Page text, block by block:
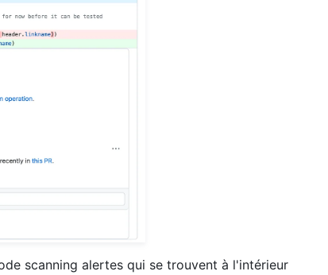
scanning alertes qui se trouvent à l'intérieur